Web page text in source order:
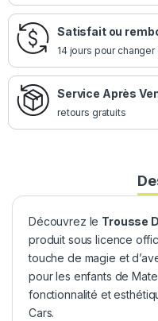
Satisfait ou
14 jours pour changer
Service Après
retours gratuits
Découvrez le Trousse
produit sous licence
touche de magie et
pour les enfants de
fonctionnalité et
Cars.